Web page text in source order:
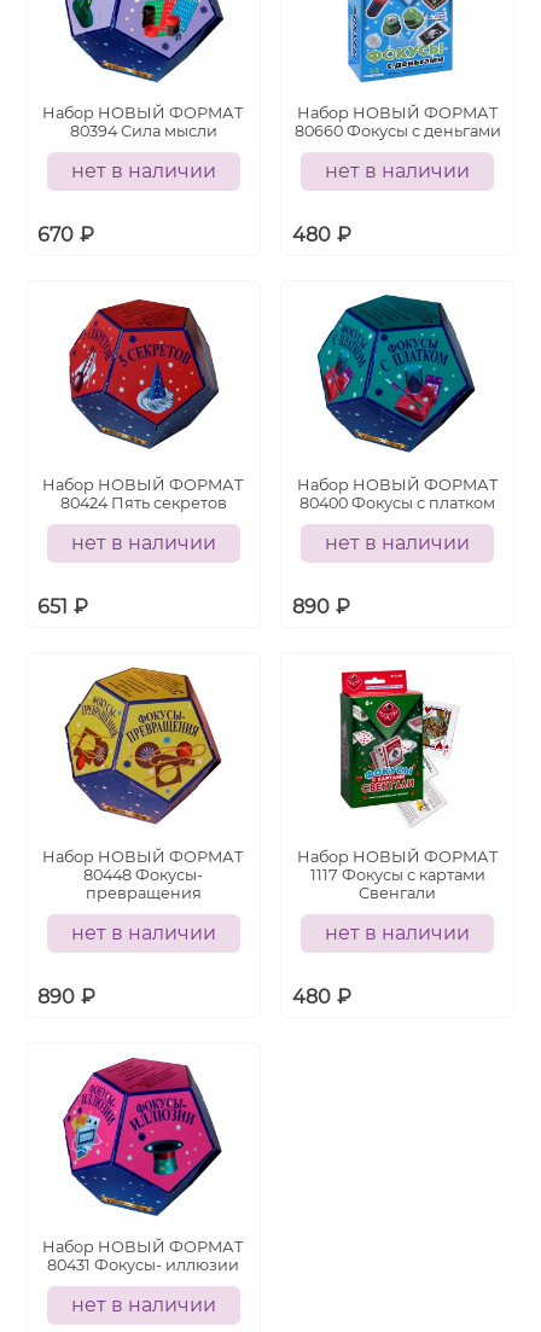
Набор НОВЫЙ ФОРМАТ
80394 Сила мысли
нет в наличии
670 ₽
Набор НОВЫЙ ФОРМАТ
80660 Фокусы с деньгами
нет в наличии
480 ₽
Набор НОВЫЙ ФОРМАТ
80424 Пять секретов
нет в наличии
651 ₽
Набор НОВЫЙ ФОРМАТ
80400 Фокусы с платком
нет в наличии
890 ₽
Набор НОВЫЙ ФОРМАТ
80448 Фокусы-
превращения
нет в наличии
890 ₽
Набор НОВЫЙ ФОРМАТ
1117 Фокусы с картами
Свенгали
нет в наличии
480 ₽
Набор НОВЫЙ ФОРМАТ
80431 Фокусы- иллюзии
нет в наличии